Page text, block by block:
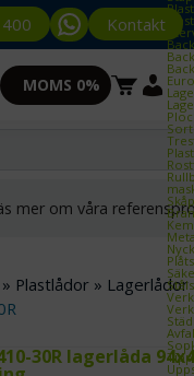
Kontakt
Skåp
MOMS 0%
mer om våra
» Plastlådor » Lagerlådor